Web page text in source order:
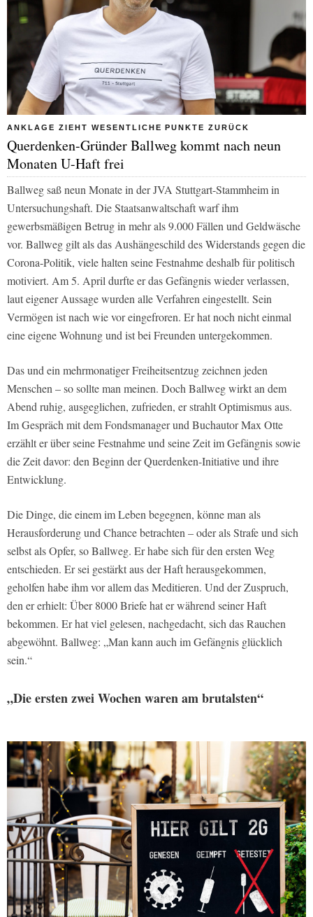
ANKLAGE ZIEHT WESENTLICHE PUNKTE ZURÜCK
Querdenken-Gründer Ballweg kommt nach neun
Monaten U-Haft frei
Ballweg saß neun Monate in der JVA Stuttgart-Stammheim in
Untersuchungshaft. Die Staatsanwaltschaft warf ihm
gewerbsmäßigen Betrug in mehr als 9.000 Fällen und Geldwäsche
vor. Ballweg gilt als das Aushängeschild des Widerstands gegen die
Corona-Politik, viele halten seine Festnahme deshalb für politisch
motiviert. Am 5. April durfte er das Gefängnis wieder verlassen,
laut eigener Aussage wurden alle Verfahren eingestellt. Sein
Vermögen ist nach wie vor eingefroren. Er hat noch nicht einmal
eine eigene Wohnung und ist bei Freunden untergekommen.
Das und ein mehrmonatiger Freiheitsentzug zeichnen jeden
Menschen – so sollte man meinen. Doch Ballweg wirkt an dem
Abend ruhig, ausgeglichen, zufrieden, er strahlt Optimismus aus.
Im Gespräch mit dem Fondsmanager und Buchautor Max Otte
erzählt er über seine Festnahme und seine Zeit im Gefängnis sowie
die Zeit davor: den Beginn der Querdenken-Initiative und ihre
Entwicklung.
Die Dinge, die einem im Leben begegnen, könne man als
Herausforderung und Chance betrachten – oder als Strafe und sich
selbst als Opfer, so Ballweg. Er habe sich für den ersten Weg
entschieden. Er sei gestärkt aus der Haft herausgekommen,
geholfen habe ihm vor allem das Meditieren. Und der Zuspruch,
den er erhielt: Über 8000 Briefe hat er während seiner Haft
bekommen. Er hat viel gelesen, nachgedacht, sich das Rauchen
abgewöhnt. Ballweg: „Man kann auch im Gefängnis glücklich
sein.“
„Die ersten zwei Wochen waren am brutalsten“